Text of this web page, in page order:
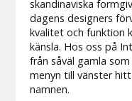
skandinaviska
dagens designers
kvalitet och funktion
känsla. Hos oss på
från såväl gamla
menyn till vänster
namnen.